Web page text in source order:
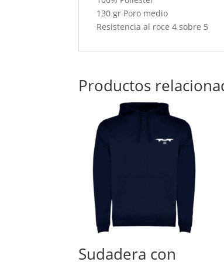
130 gr Poro medio
Resistencia al roce 4 sobre 5
Productos
Sudadera con